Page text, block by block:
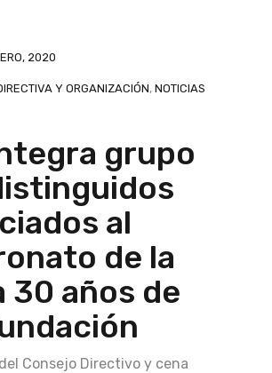
2020
Y ORGANIZACIÓN, NOTICIAS
grupo
al
de la
30 años de
Consejo Directivo y cena